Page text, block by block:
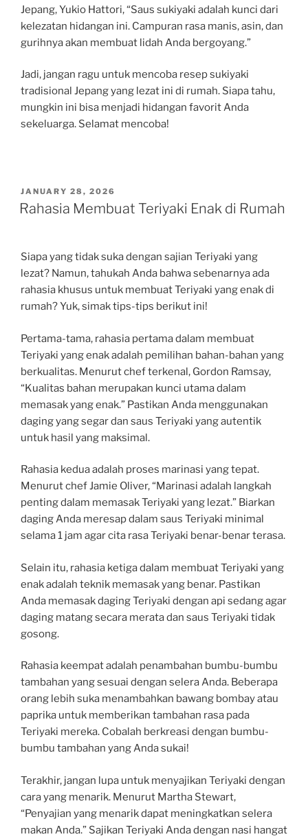
Jepang, Yukio Hattori, “Saus sukiyaki adalah kunci dari
kelezatan hidangan ini. Campuran rasa manis, asin, dan
gurihnya akan membuat lidah Anda bergoyang.”
Jadi, jangan ragu untuk mencoba resep sukiyaki
tradisional Jepang yang lezat ini di rumah. Siapa tahu,
mungkin ini bisa menjadi hidangan favorit Anda
sekeluarga. Selamat mencoba!
POSTED
ON
JANUARY 28, 2026
Rahasia Membuat Teriyaki Enak di Rumah
Siapa yang tidak suka dengan sajian Teriyaki yang
lezat? Namun, tahukah Anda bahwa sebenarnya ada
rahasia khusus untuk membuat Teriyaki yang enak di
rumah? Yuk, simak tips-tips berikut ini!
Pertama-tama, rahasia pertama dalam membuat
Teriyaki yang enak adalah pemilihan bahan-bahan yang
berkualitas. Menurut chef terkenal, Gordon Ramsay,
“Kualitas bahan merupakan kunci utama dalam
memasak yang enak.” Pastikan Anda menggunakan
daging yang segar dan saus Teriyaki yang autentik
untuk hasil yang maksimal.
Rahasia kedua adalah proses marinasi yang tepat.
Menurut chef Jamie Oliver, “Marinasi adalah langkah
penting dalam memasak Teriyaki yang lezat.” Biarkan
daging Anda meresap dalam saus Teriyaki minimal
selama 1 jam agar cita rasa Teriyaki benar-benar terasa.
Selain itu, rahasia ketiga dalam membuat Teriyaki yang
enak adalah teknik memasak yang benar. Pastikan
Anda memasak daging Teriyaki dengan api sedang agar
daging matang secara merata dan saus Teriyaki tidak
gosong.
Rahasia keempat adalah penambahan bumbu-bumbu
tambahan yang sesuai dengan selera Anda. Beberapa
orang lebih suka menambahkan bawang bombay atau
paprika untuk memberikan tambahan rasa pada
Teriyaki mereka. Cobalah berkreasi dengan bumbu-
bumbu tambahan yang Anda sukai!
Terakhir, jangan lupa untuk menyajikan Teriyaki dengan
cara yang menarik. Menurut Martha Stewart,
“Penyajian yang menarik dapat meningkatkan selera
makan Anda.” Sajikan Teriyaki Anda dengan nasi hangat